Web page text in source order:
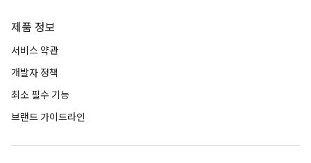
제품 정보
서비스 약관
개발자 정책
최소 필수 기능
브랜드 가이드라인